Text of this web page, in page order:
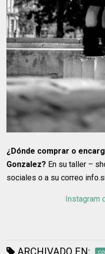
¿Dónde comprar o
Gonzalez? En su taller –
sociales o a su correo
Instagram
ARCHIVADO EN: